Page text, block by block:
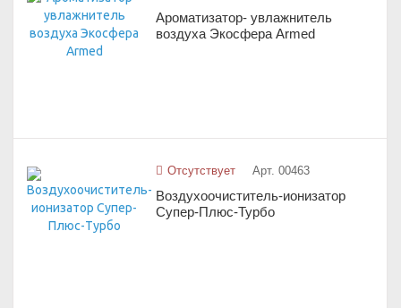
Ароматизатор- увлажнитель
воздуха Экосфера Armed
Отсутствует Арт. 00463
Воздухоочиститель-ионизатор
Супер-Плюс-Турбо